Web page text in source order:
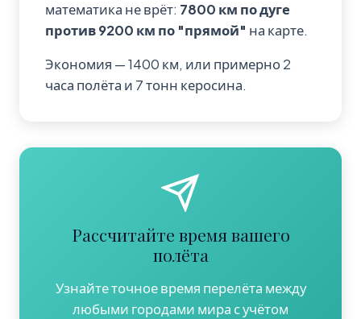
математика не врёт: 7800 км по дуге
против 9200 км по "прямой" на карте.
Экономия — 1400 км, или примерно 2
часа полёта и 7 тонн керосина.
Рассчитайте время вашего
полёта
Узнайте точное время перелёта между
любыми городами мира с учётом